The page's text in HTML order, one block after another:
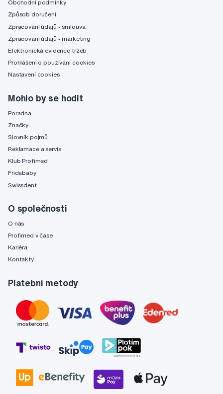
Obchodní podmínky
Způsob doručení
Zpracování údajů - smlouva
Zpracování údajů - marketing
Elektronická evidence tržeb
Prohlášení o používání cookies
Nastavení cookies
Mohlo by se hodit
Poradna
Značky
Slovník pojmů
Reklamace a servis
Klub Profimed
Fridababy
Swissdent
O společnosti
O nás
Profimed v čase
Kariéra
Kontakty
Platební metody